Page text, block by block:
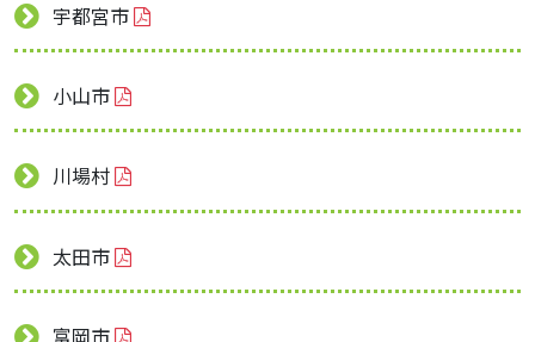
宇都宮市
小山市
川場村
太田市
富岡市